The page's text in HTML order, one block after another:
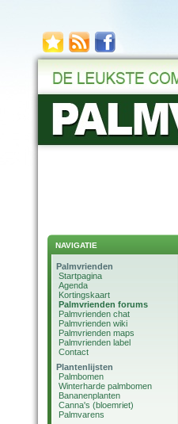
NAVIGATIE
Palmvrienden
Startpagina
Agenda
Kortingskaart
Palmvrienden forums
Palmvrienden chat
Palmvrienden wiki
Palmvrienden maps
Palmvrienden label
Contact
Plantenlijsten
Palmbomen
Winterharde palmbomen
Bananenplanten
Canna's (bloemriet)
Palmvarens